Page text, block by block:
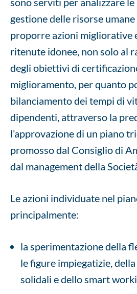
gestione delle risorse
proporre azioni migliorative
ritenute idonee, non solo al
degli obiettivi di
miglioramento, per quanto
bilanciamento dei tempi di
dipendenti, attraverso la
l’approvazione di un piano
promosso dal Consiglio di
dal management della
Le azioni individuate nel
principalmente:
la sperimentazione della
le figure impiegatizie,
solidali e dello smart